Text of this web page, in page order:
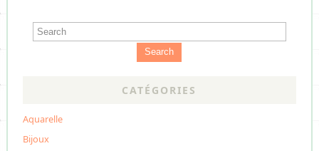
Search
CATÉGORIES
Aquarelle
Bijoux